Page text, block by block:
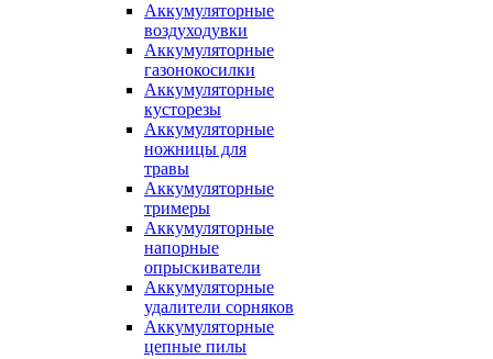
Аккумуляторные
воздуходувки
Аккумуляторные
газонокосилки
Аккумуляторные
кусторезы
Аккумуляторные
ножницы для
травы
Аккумуляторные
тримеры
Аккумуляторные
напорные
опрыскиватели
Аккумуляторные
удалители сорняков
Аккумуляторные
цепные пилы